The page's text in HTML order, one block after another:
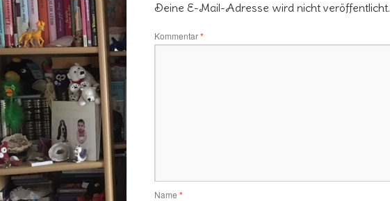
Deine E-Mail-Adresse wird nicht veröffentlicht.
Kommentar*
Name *